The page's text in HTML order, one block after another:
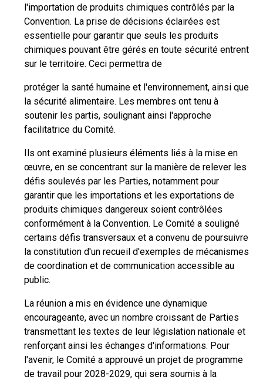
l'importation de produits chimiques contrôlés par la
Convention. La prise de décisions éclairées est
essentielle pour garantir que seuls les produits
chimiques pouvant être gérés en toute sécurité entrent
sur le territoire. Ceci permettra de
protéger la santé humaine et l'environnement, ainsi que
la sécurité alimentaire. Les membres ont tenu à
soutenir les partis, soulignant ainsi l'approche
facilitatrice du Comité.
Ils ont examiné plusieurs éléments liés à la mise en
œuvre, en se concentrant sur la manière de relever les
défis soulevés par les Parties, notamment pour
garantir que les importations et les exportations de
produits chimiques dangereux soient contrôlées
conformément à la Convention. Le Comité a souligné
certains défis transversaux et a convenu de poursuivre
la constitution d'un recueil d'exemples de mécanismes
de coordination et de communication accessible au
public.
La réunion a mis en évidence une dynamique
encourageante, avec un nombre croissant de Parties
transmettant les textes de leur législation nationale et
renforçant ainsi les échanges d'informations. Pour
l'avenir, le Comité a approuvé un projet de programme
de travail pour 2028-2029, qui sera soumis à la